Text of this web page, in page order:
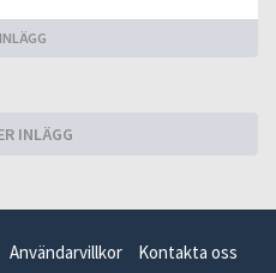
INLÄGG
Användarvillkor Kontakta oss